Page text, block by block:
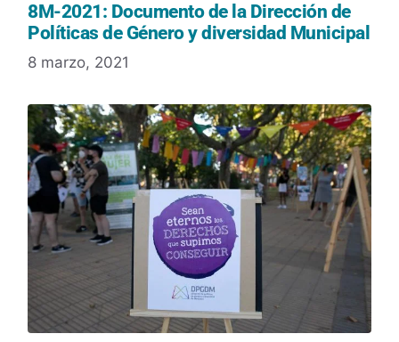
8M-2021: Documento de la Dirección de
Políticas de Género y diversidad Municipal
8 marzo, 2021